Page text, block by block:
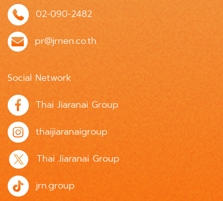
02-090-2482
pr@jrnen.co.th
Social Network
Thai Jiaranai Group
thaijiaranaigroup
Thai Jiaranai Group
jrn.group